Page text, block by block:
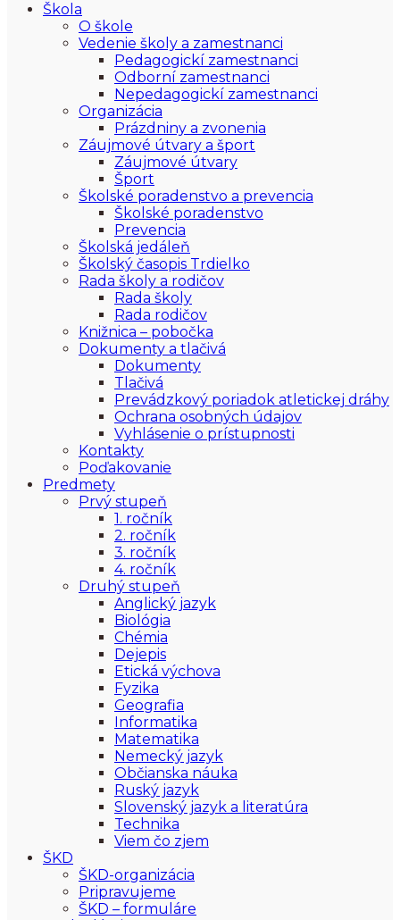
Škola
O škole
Vedenie školy a zamestnanci
Pedagogickí zamestnanci
Odborní zamestnanci
Nepedagogickí zamestnanci
Organizácia
Prázdniny a zvonenia
Záujmové útvary a šport
Záujmové útvary
Šport
Školské poradenstvo a prevencia
Školské poradenstvo
Prevencia
Školská jedáleň
Školský časopis Trdielko
Rada školy a rodičov
Rada školy
Rada rodičov
Knižnica – pobočka
Dokumenty a tlačivá
Dokumenty
Tlačivá
Prevádzkový poriadok atletickej dráhy
Ochrana osobných údajov
Vyhlásenie o prístupnosti
Kontakty
Poďakovanie
Predmety
Prvý stupeň
1. ročník
2. ročník
3. ročník
4. ročník
Druhý stupeň
Anglický jazyk
Biológia
Chémia
Dejepis
Etická výchova
Fyzika
Geografia
Informatika
Matematika
Nemecký jazyk
Občianska náuka
Ruský jazyk
Slovenský jazyk a literatúra
Technika
Viem čo zjem
ŠKD
ŠKD-organizácia
Pripravujeme
ŠKD – formuláre